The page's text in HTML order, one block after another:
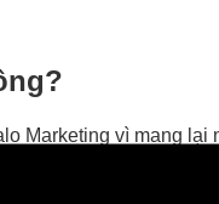
Marketing vì mang lại